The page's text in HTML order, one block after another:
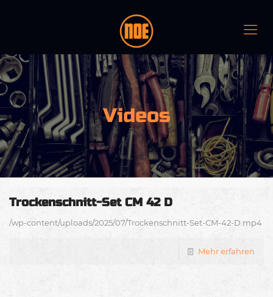
Videos
Trockenschnitt-Set CM 42 D
/wp-content/uploads/2025/07/Trockenschnitt-Set-CM-42-D.mp4
Mehr erfahren